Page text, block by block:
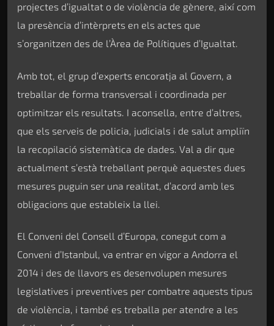
projectes d’igualtat o de violència de gènere, així com
la presència d’intèrprets en els actes que
s’organitzen des de l’Àrea de Polítiques d’Igualtat.
Amb tot, el grup d’experts encoratja al Govern, a
treballar de forma transversal i coordinada per
optimitzar els resultats. I aconsella, entre d’altres,
que els serveis de policia, judicials i de salut ampliïn
la recopilació sistemàtica de dades. Val a dir que
actualment s’està treballant perquè aquestes dues
mesures puguin ser una realitat, d’acord amb les
obligacions que estableix la llei.
El Conveni del Consell d’Europa, conegut com a
Conveni d’Istanbul, va entrar en vigor a Andorra el
2014 i des de llavors es desenvolupen mesures
legislatives i preventives per combatre aquests tipus
de violència, i també es treballa per atendre a les